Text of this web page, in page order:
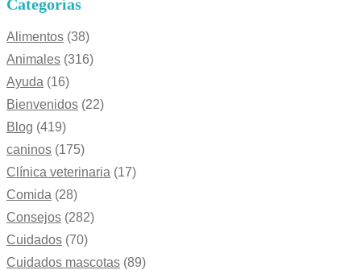
Categorías
Alimentos (38)
Animales (316)
Ayuda (16)
Bienvenidos (22)
Blog (419)
caninos (175)
Clínica veterinaria (17)
Comida (28)
Consejos (282)
Cuidados (70)
Cuidados mascotas (89)